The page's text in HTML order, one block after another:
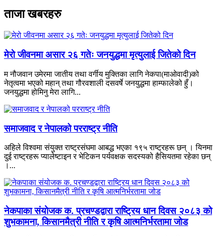
ताजा खबरहरु
मेरो जीवनमा असार २६ गतेः जनयुद्धमा मृत्युलाई जितेको दिन
म नौजवान उमेरमा जातीय तथा वर्गीय मुक्तिका लागि नेकपा(माओवादी)को
नेतृत्वमा भएको महान् तथा गौरवशाली दसवर्षे जनयुद्धमा हाम्फालेको हुँ।
जनयुद्धमा होमिनु मेरा लागि...
समाजवाद र नेपालको परराष्ट्र नीति
अहिले विश्वमा संयुक्त राष्ट्रसंघमा आबद्ध भएका १९५ राष्ट्रहरू छन् । यिनमा
दुई राष्ट्रहरू प्यालेष्टाइन र भेटिकन पर्यवक्षक सदस्यको हैसियतमा रहेका छन्
।...
नेकपाका संयोजक क. प्रचण्डद्वारा राष्ट्रिय धान दिवस २०८३ को
शुभकामना, किसानमैत्री नीति र कृषि आत्मनिर्भरतामा जोड